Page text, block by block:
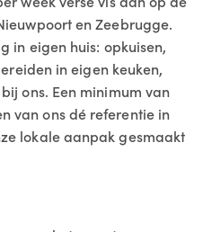
en Zeebrugge.
in eigen huis: opkuisen,
in eigen keuken,
ons. Een minimum van
van ons dé referentie in
lokale aanpak gesmaakt